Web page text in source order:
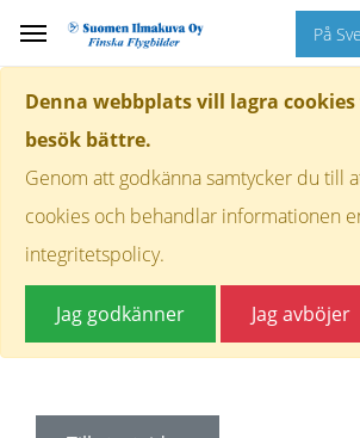
Denna webbplats vill lagra
besök bättre.
Genom att godkänna samtycker du till
cookies och behandlar informationen
integritetspolicy.
Jag godkänner Jag avböjer
På